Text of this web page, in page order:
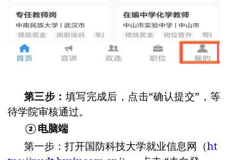
第三步： 填写完成后，点击“确认提交”，等
待学院审核通过。
② 电脑端
第一步：打开国防科技大学就业信息网（ht